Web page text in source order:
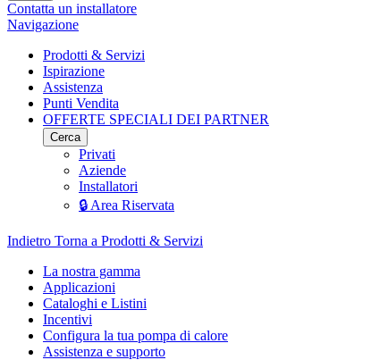
Contatta un installatore
Navigazione
Prodotti & Servizi
Ispirazione
Assistenza
Punti Vendita
OFFERTE SPECIALI DEI PARTNER
Cerca
Privati
Aziende
Installatori
🔒 Area Riservata
Indietro Torna a Prodotti & Servizi
La nostra gamma
Applicazioni
Cataloghi e Listini
Incentivi
Configura la tua pompa di calore
Assistenza e supporto